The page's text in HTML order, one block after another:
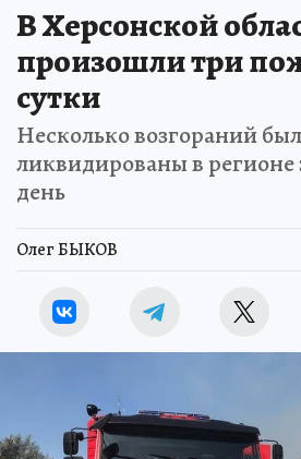
В Херсонской
произошли три
сутки
Несколько возгораний
ликвидированы в
день
Олег БЫКОВ